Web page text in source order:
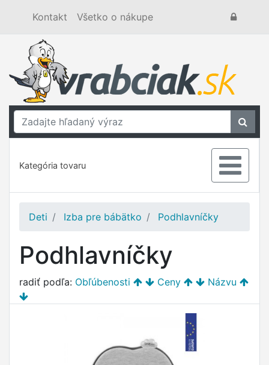
Kontakt Všetko o nákupe
Kategória tovaru
Deti Izba pre bábätko Podhlavníčky
Podhlavníčky
radiť podľa: Obľúbenosti Ceny Názvu